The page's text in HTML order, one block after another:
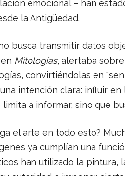
emocional – han
la Antigüedad.
busca transmitir datos
Mitologías, alertaba
convirtiéndolas en
intención clara: influir
limita a informar, sino que
el arte en todo esto?
ya cumplían una
han utilizado la